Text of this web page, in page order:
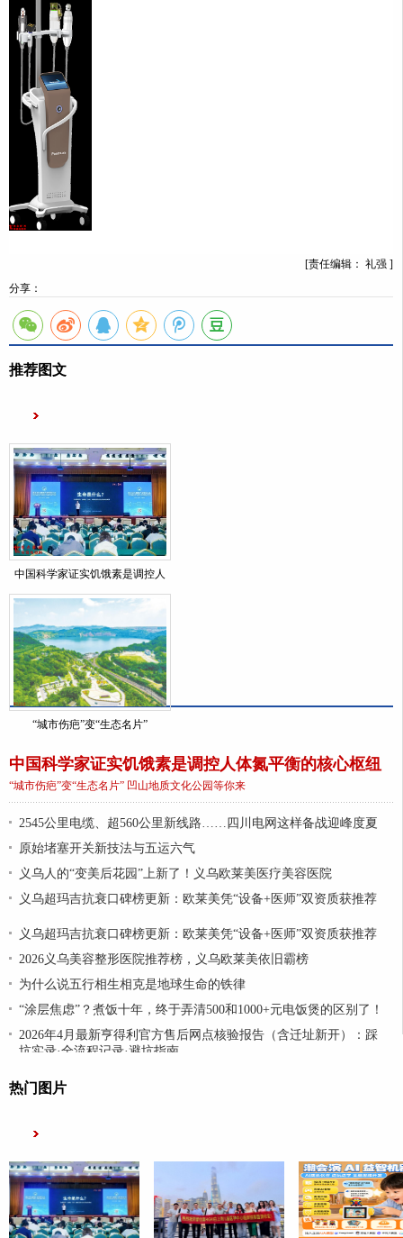
[责任编辑： 礼强 ]
分享：
推荐图文
中国科学家证实饥饿素是调控人
“城市伤疤”变“生态名片”
中国科学家证实饥饿素是调控人体氮平衡的核心枢纽
“城市伤疤”变“生态名片” 凹山地质文化公园等你来
2545公里电缆、超560公里新线路……四川电网这样备战迎峰度夏
原始堵塞开关新技法与五运六气
义乌人的“变美后花园”上新了！义乌欧莱美医疗美容医院
义乌超玛吉抗衰口碑榜更新：欧莱美凭“设备+医师”双资质获推荐
义乌超玛吉抗衰口碑榜更新：欧莱美凭“设备+医师”双资质获推荐
2026义乌美容整形医院推荐榜，义乌欧莱美依旧霸榜
为什么说五行相生相克是地球生命的铁律
“涂层焦虑”？煮饭十年，终于弄清500和1000+元电饭煲的区别了！
2026年4月最新亨得利官方售后网点核验报告（含迁址新开）：踩
坑实录·全流程记录·避坑指南
热门图片